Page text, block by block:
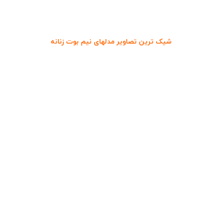
شیک ترین تصاویر مدلهای نیم بوت زنانه